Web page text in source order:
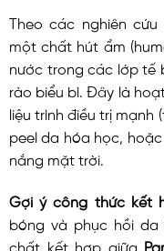
Theo các nghiên cứu
một chất hút ẩm
nước trong các lớp tế
rào biểu bì. Đây là
liệu trình điều trị mạnh
peel da hóa học,
nắng mặt trời.
Gợi ý công thức kết
bóng và phục hồi
chất kết hợp giữa